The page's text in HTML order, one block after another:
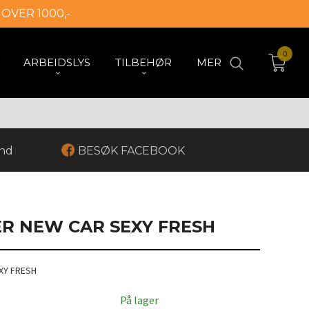
1000,-
ARBEIDSLYS TILBEHØR MER
0
BESØK FACEBOOK
NEW CAR SEXY FRESH
FRESH
På lager